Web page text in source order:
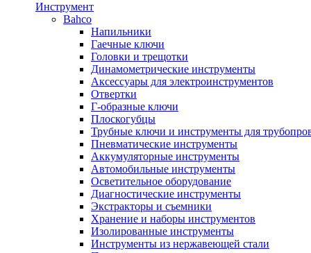
Инструмент
Bahco
Напильники
Гаечные ключи
Головки и трещотки
Динамометрические инструменты
Аксессуары для электроинструментов
Отвертки
Г-образные ключи
Плоскогубцы
Трубные ключи и инструменты для
Пневматические инструменты
Аккумуляторные инструменты
Автомобильные инструменты
Осветительное оборудование
Диагностические инструменты
Экстракторы и съемники
Хранение и наборы инструментов
Изолированные инструменты
Инструменты из нержавеющей стали